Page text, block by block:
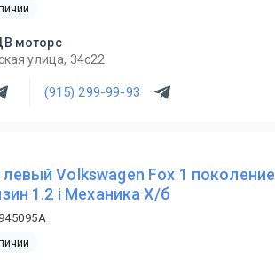
моторс
улица, 34с22
(915) 299-99-93
Volkswagen Fox 1 поколение
1.2 i Механика Х/б